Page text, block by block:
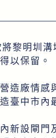
黎明圳
以保留。
造廠情感
臺中市內
新設閘門